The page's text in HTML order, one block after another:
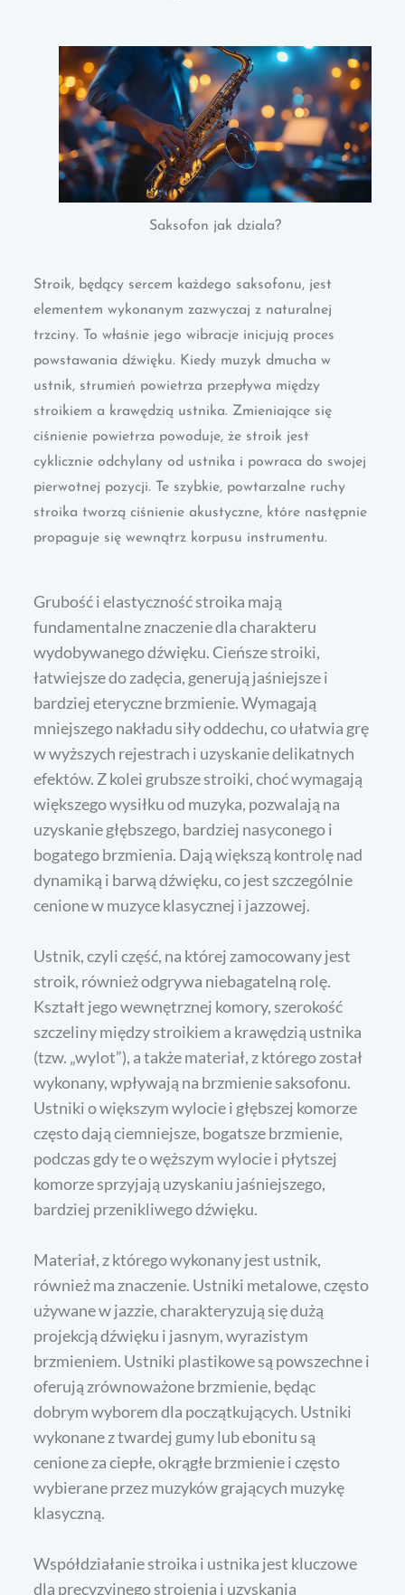
Saksofon jak dziala?
Stroik, będący sercem każdego saksofonu, jest
elementem wykonanym zazwyczaj z naturalnej
trzciny. To właśnie jego wibracje inicjują proces
powstawania dźwięku. Kiedy muzyk dmucha w
ustnik, strumień powietrza przepływa między
stroikiem a krawędzią ustnika. Zmieniające się
ciśnienie powietrza powoduje, że stroik jest
cyklicznie odchylany od ustnika i powraca do swojej
pierwotnej pozycji. Te szybkie, powtarzalne ruchy
stroika tworzą ciśnienie akustyczne, które następnie
propaguje się wewnątrz korpusu instrumentu.
Grubość i elastyczność stroika mają
fundamentalne znaczenie dla charakteru
wydobywanego dźwięku. Cieńsze stroiki,
łatwiejsze do zadęcia, generują jaśniejsze i
bardziej eteryczne brzmienie. Wymagają
mniejszego nakładu siły oddechu, co ułatwia grę
w wyższych rejestrach i uzyskanie delikatnych
efektów. Z kolei grubsze stroiki, choć wymagają
większego wysiłku od muzyka, pozwalają na
uzyskanie głębszego, bardziej nasyconego i
bogatego brzmienia. Dają większą kontrolę nad
dynamiką i barwą dźwięku, co jest szczególnie
cenione w muzyce klasycznej i jazzowej.
Ustnik, czyli część, na której zamocowany jest
stroik, również odgrywa niebagatelną rolę.
Kształt jego wewnętrznej komory, szerokość
szczeliny między stroikiem a krawędzią ustnika
(tzw. „wylot”), a także materiał, z którego został
wykonany, wpływają na brzmienie saksofonu.
Ustniki o większym wylocie i głębszej komorze
często dają ciemniejsze, bogatsze brzmienie,
podczas gdy te o węższym wylocie i płytszej
komorze sprzyjają uzyskaniu jaśniejszego,
bardziej przenikliwego dźwięku.
Materiał, z którego wykonany jest ustnik,
również ma znaczenie. Ustniki metalowe, często
używane w jazzie, charakteryzują się dużą
projekcją dźwięku i jasnym, wyrazistym
brzmieniem. Ustniki plastikowe są powszechne i
oferują zrównoważone brzmienie, będąc
dobrym wyborem dla początkujących. Ustniki
wykonane z twardej gumy lub ebonitu są
cenione za ciepłe, okrągłe brzmienie i często
wybierane przez muzyków grających muzykę
klasyczną.
Współdziałanie stroika i ustnika jest kluczowe
dla precyzyjnego strojenia i uzyskania